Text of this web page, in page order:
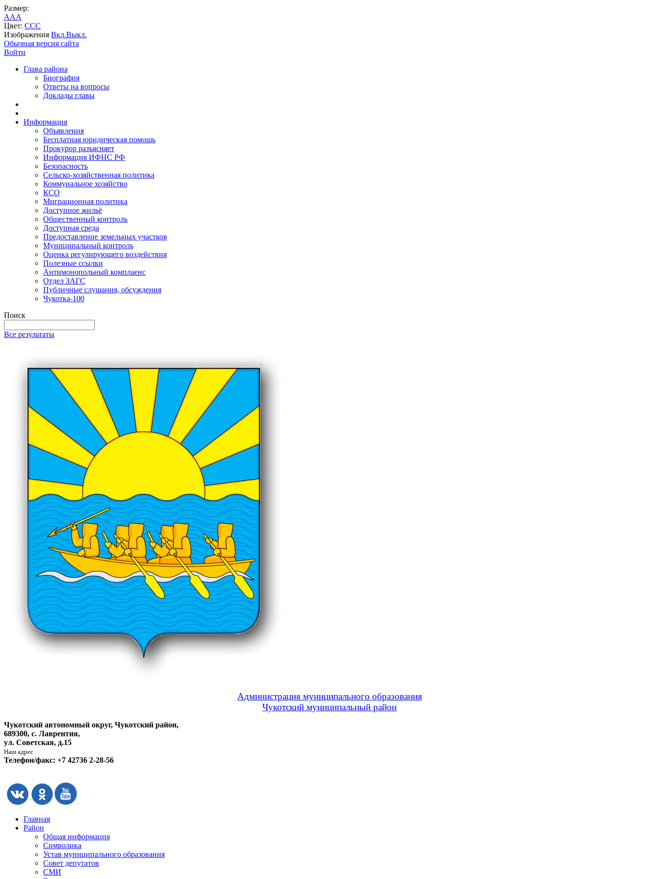
Размер:
AAA
Цвет: CCC
Изображения Вкл.Выкл.
Обычная версия сайта
Войти
Глава района
Биография
Ответы на вопросы
Доклады главы
Информация
Объявления
Бесплатная юридическая помощь
Прокурор разъясняет
Информация ИФНС РФ
Безопасность
Сельско-хозяйственная политика
Коммунальное хозяйство
КСО
Миграционная политика
Доступное жильё
Общественный контроль
Доступная среда
Предоставление земельных участков
Муниципальный контроль
Оценка регулирующего воздействия
Полезные ссылки
Антимонопольный комплаенс
Отдел ЗАГС
Публичные слушания, обсуждения
Чукотка-100
Поиск
Все результаты
Администрация муниципального образования
Чукотский муниципальный район
Чукотский автономный округ, Чукотский район,
689300, с. Лаврентия,
ул. Советская, д.15
Наш адрес
Телефон/факс: +7 42736 2-28-56
Главная
Район
Общая информация
Символика
Устав муниципального образования
Совет депутатов
СМИ